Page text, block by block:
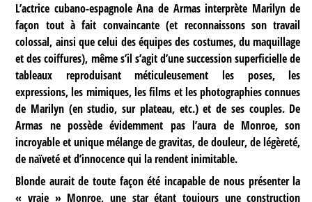
L’actrice cubano-espagnole Ana de Armas interprète Marilyn de
façon tout à fait convaincante (et reconnaissons son travail
colossal, ainsi que celui des équipes des costumes, du maquillage
et des coiffures), même s’il s’agit d’une succession superficielle de
tableaux reproduisant méticuleusement les poses, les
expressions, les mimiques, les films et les photographies connues
de Marilyn (en studio, sur plateau, etc.) et de ses couples. De
Armas ne possède évidemment pas l’aura de Monroe, son
incroyable et unique mélange de gravitas, de douleur, de légèreté,
de naïveté et d’innocence qui la rendent inimitable.
Blonde aurait de toute façon été incapable de nous présenter la
« vraie » Monroe, une star étant toujours une construction